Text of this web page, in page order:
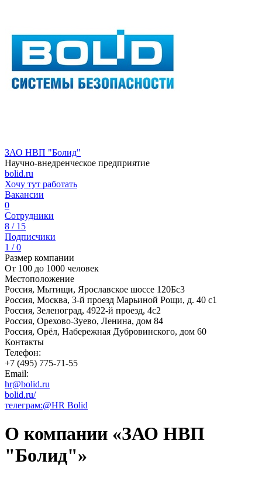
ЗАО НВП "Болид"
Научно-внедренческое предприятие
bolid.ru
Хочу тут работать
Вакансии
0
Сотрудники
8 / 15
Подписчики
1 / 0
Размер компании
От 100 до 1000 человек
Местоположение
Россия, Мытищи, Ярославское шоссе 120Бс3
Россия, Москва, 3-й проезд Марьиной Рощи, д. 40 с1
Россия, Зеленоград, 4922-й проезд, 4с2
Россия, Орехово-Зуево, Ленина, дом 84
Россия, Орёл, Набережная Дубровинского, дом 60
Контакты
Телефон:
+7 (495) 775-71-55
Email:
hr@bolid.ru
bolid.ru/
телеграм:@HR Bolid
О компании «ЗАО НВП
"Болид"»